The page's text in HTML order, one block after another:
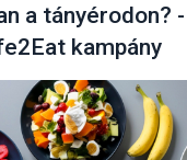
a tányérodon?
kampány